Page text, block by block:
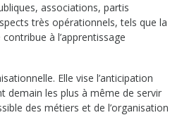
associations, partis
très opérationnels, tels que la
contribue à l’apprentissage
Elle vise l’anticipation
demain les plus à même de servir
des métiers et de l’organisation